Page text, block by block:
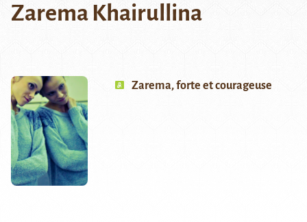
Zarema Khairullina
Zarema, forte et courageuse